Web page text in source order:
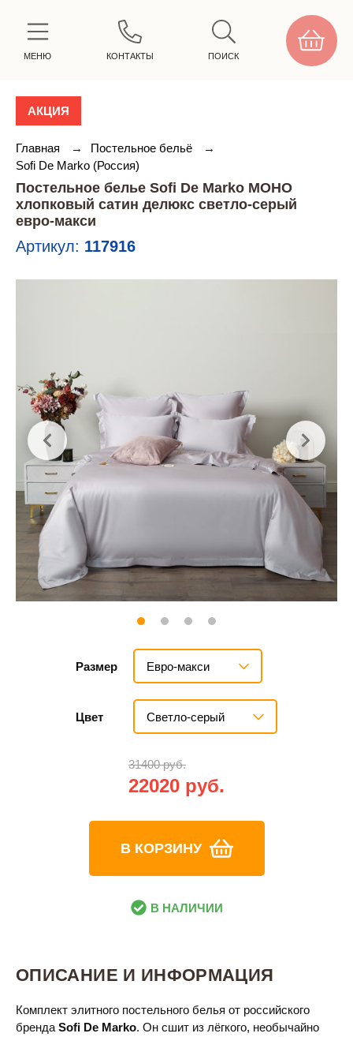
МЕНЮ КОНТАКТЫ ПОИСК
АКЦИЯ
Главная → Постельное бельё
→
Sofi De Marko (Россия)
Постельное белье Sofi De Marko МОНО
хлопковый сатин делюкс светло-серый
евро-макси
Артикул: 117916
Размер Евро-макси
Цвет Светло-серый
31400 руб.
22020 руб.
В КОРЗИНУ
В НАЛИЧИИ
ОПИСАНИЕ И ИНФОРМАЦИЯ
Комплект элитного постельного белья от российского
бренда Sofi De Marko. Он сшит из лёгкого, необычайно